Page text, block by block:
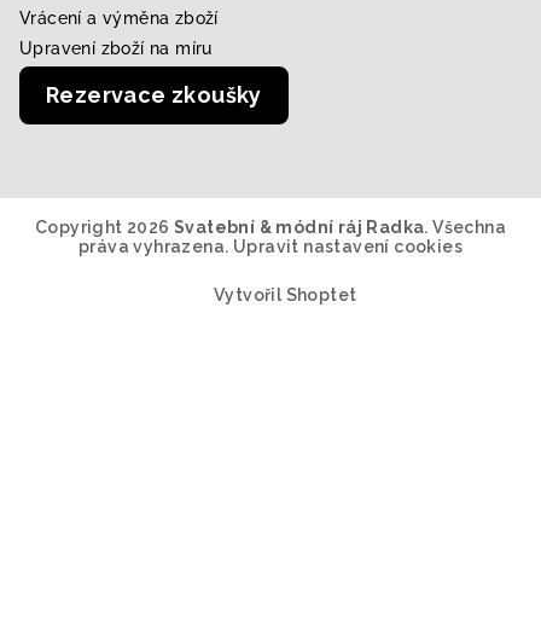
Vrácení a výměna zboží
Upravení zboží na míru
Rezervace zkoušky
Copyright 2026 Svatební & módní ráj Radka. Všechna
práva vyhrazena. Upravit nastavení cookies
Vytvořil Shoptet